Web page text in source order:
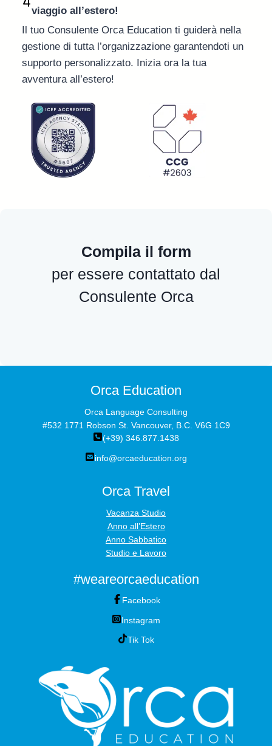
viaggio all’estero!
Il tuo Consulente Orca Education ti guiderà nella
gestione di tutta l’organizzazione garantendoti un
supporto personalizzato. Inizia ora la tua
avventura all’estero!
Compila il form
per essere contattato dal
Consulente Orca
Orca Education
Orca Language Consulting
#532 1771 Robson St. Vancouver, B.C. V6G 1C9
(+39) 346.877.1438
info@orcaeducation.org
Orca Travel
Vacanza Studio
Anno all’Estero
Anno Sabbatico
Studio e Lavoro
#weareorcaeducation
Facebook
Instagram
Tik Tok